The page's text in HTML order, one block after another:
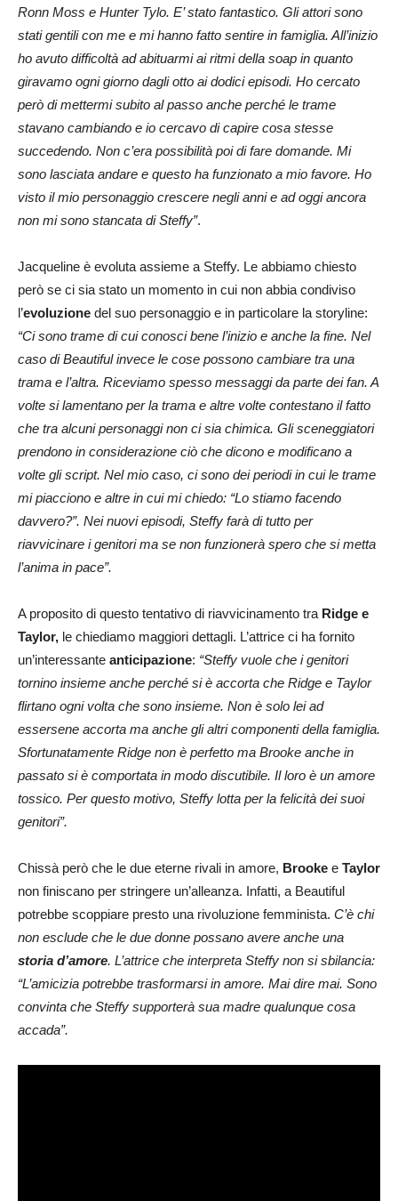
Ronn Moss e Hunter Tylo. E’ stato fantastico. Gli attori sono
stati gentili con me e mi hanno fatto sentire in famiglia. All’inizio
ho avuto difficoltà ad abituarmi ai ritmi della soap in quanto
giravamo ogni giorno dagli otto ai dodici episodi. Ho cercato
però di mettermi subito al passo anche perché le trame
stavano cambiando e io cercavo di capire cosa stesse
succedendo. Non c’era possibilità poi di fare domande. Mi
sono lasciata andare e questo ha funzionato a mio favore. Ho
visto il mio personaggio crescere negli anni e ad oggi ancora
non mi sono stancata di Steffy”.
Jacqueline è evoluta assieme a Steffy. Le abbiamo chiesto
però se ci sia stato un momento in cui non abbia condiviso
l’evoluzione del suo personaggio e in particolare la storyline:
“Ci sono trame di cui conosci bene l’inizio e anche la fine. Nel
caso di Beautiful invece le cose possono cambiare tra una
trama e l’altra. Riceviamo spesso messaggi da parte dei fan. A
volte si lamentano per la trama e altre volte contestano il fatto
che tra alcuni personaggi non ci sia chimica. Gli sceneggiatori
prendono in considerazione ciò che dicono e modificano a
volte gli script. Nel mio caso, ci sono dei periodi in cui le trame
mi piacciono e altre in cui mi chiedo: “Lo stiamo facendo
davvero?”. Nei nuovi episodi, Steffy farà di tutto per
riavvicinare i genitori ma se non funzionerà spero che si metta
l’anima in pace”.
A proposito di questo tentativo di riavvicinamento tra Ridge e
Taylor, le chiediamo maggiori dettagli. L’attrice ci ha fornito
un’interessante anticipazione: “Steffy vuole che i genitori
tornino insieme anche perché si è accorta che Ridge e Taylor
flirtano ogni volta che sono insieme. Non è solo lei ad
essersene accorta ma anche gli altri componenti della famiglia.
Sfortunatamente Ridge non è perfetto ma Brooke anche in
passato si è comportata in modo discutibile. Il loro è un amore
tossico. Per questo motivo, Steffy lotta per la felicità dei suoi
genitori”.
Chissà però che le due eterne rivali in amore, Brooke e Taylor
non finiscano per stringere un’alleanza. Infatti, a Beautiful
potrebbe scoppiare presto una rivoluzione femminista. C’è chi
non esclude che le due donne possano avere anche una
storia d’amore. L’attrice che interpreta Steffy non si sbilancia:
“L’amicizia potrebbe trasformarsi in amore. Mai dire mai. Sono
convinta che Steffy supporterà sua madre qualunque cosa
accada”.